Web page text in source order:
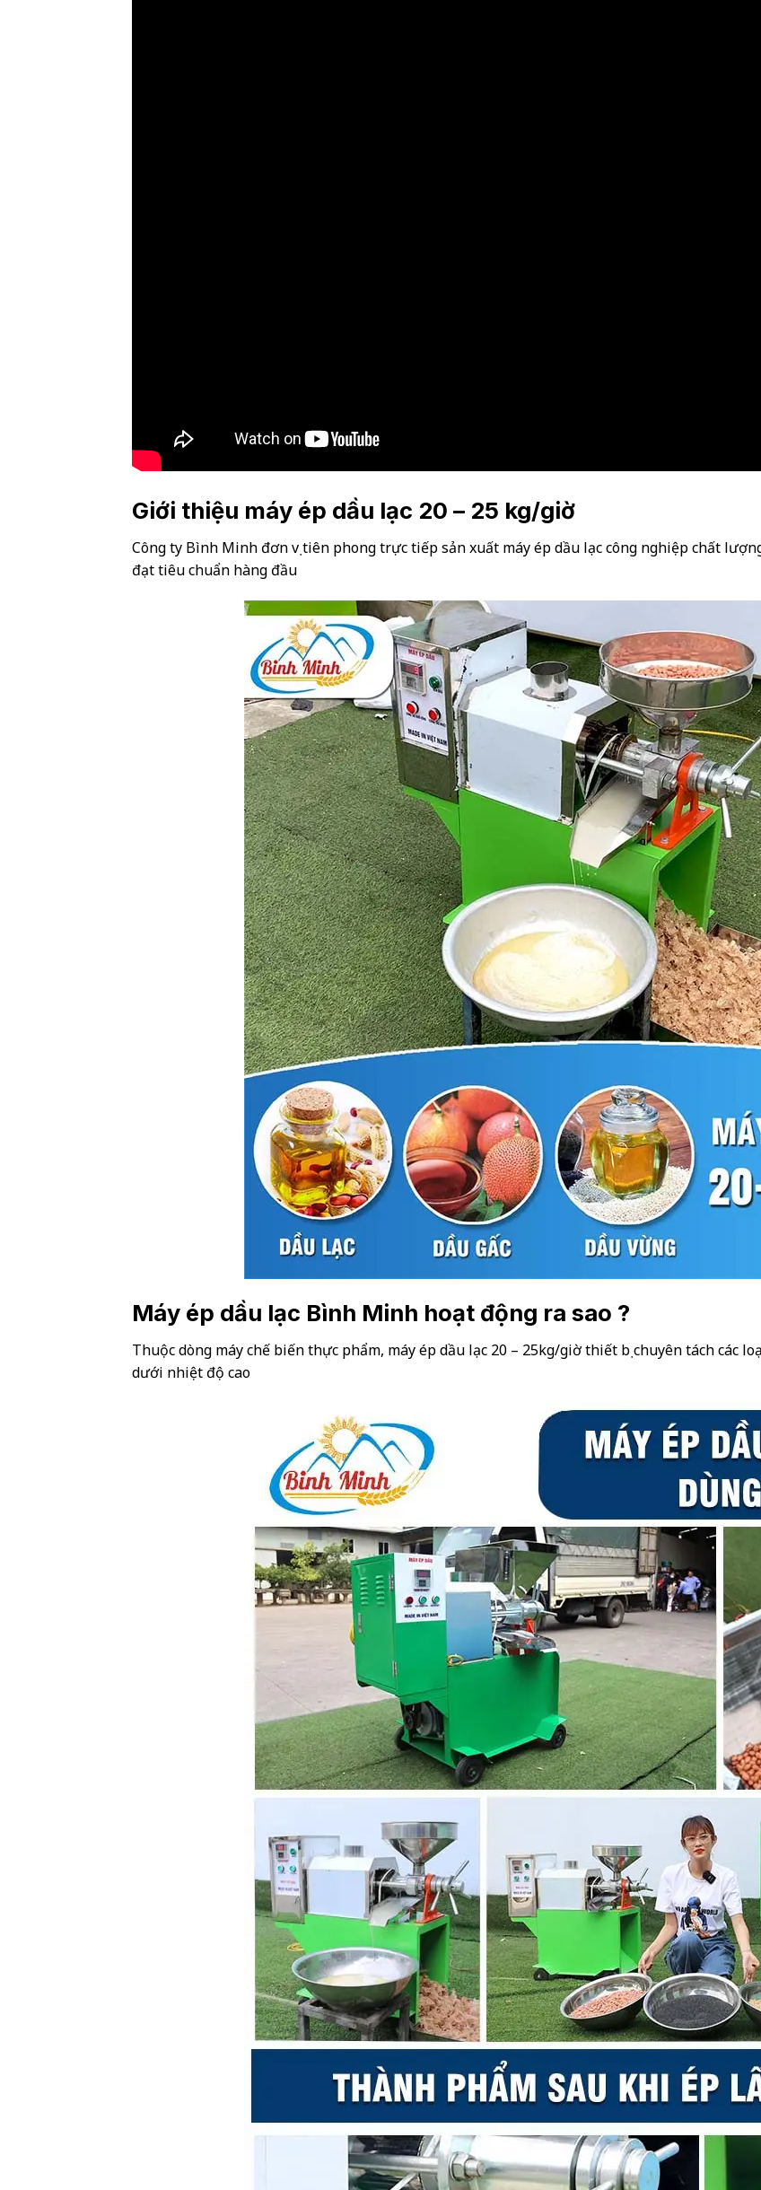
Giới thiệu máy ép dầu lạc 20 – 25 kg/giờ
Công ty Bình Minh đơn vị tiên phong trực tiếp sản xuất máy ép dầu lạc công nghiệp chất
đạt tiêu chuẩn hàng đầu
Máy ép dầu lạc Bình Minh hoạt động ra sao ?
Thuộc dòng máy chế biến thực phẩm, máy ép dầu lạc 20 – 25kg/giờ thiết bị chuyên tách các
dưới nhiệt độ cao